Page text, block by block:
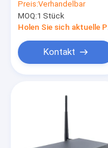
BT5.0 HD DP LVDS
RS232 RS485 MINI PC
Alot Industrial
Preis:Verhandelbar
MOQ:1 Stück
Kontakt